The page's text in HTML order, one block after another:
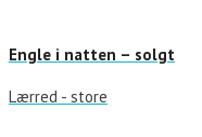
Engle i natten – solgt
Lærred - store